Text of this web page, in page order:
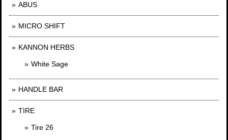
ABUS
MICRO SHIFT
KANNON HERBS
White Sage
HANDLE BAR
TIRE
Tire 26